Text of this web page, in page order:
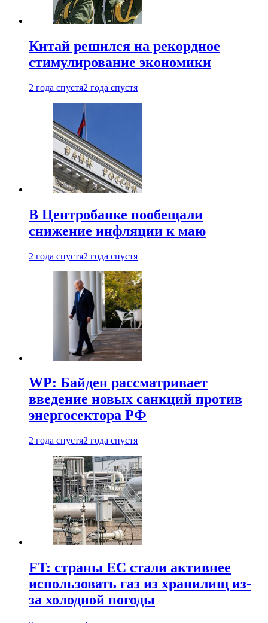
Китай решился на рекордное
стимулирование экономики
2 года спустя2 года спустя
В Центробанке пообещали
снижение инфляции к маю
2 года спустя2 года спустя
WP: Байден рассматривает
введение новых санкций против
энергосектора РФ
2 года спустя2 года спустя
FT: страны ЕС стали активнее
использовать газ из хранилищ из-
за холодной погоды